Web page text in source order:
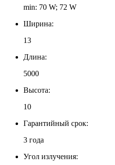
min: 70 W; 72 W
Ширина:
13
Длина:
5000
Высота:
10
Гарантийный срок:
3 года
Угол излучения: